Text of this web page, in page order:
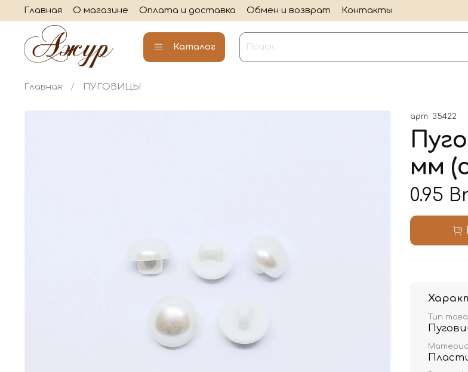
Главная О магазине Оплата и доставка Обмен и возврат Контакты
Каталог
Главная ПУГОВИЦЫ
арт. 35422
мм
0.95
Тип